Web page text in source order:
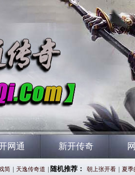
网通 新开传奇
简 天逸传奇道 随机推荐： 朝上张开看 夏季